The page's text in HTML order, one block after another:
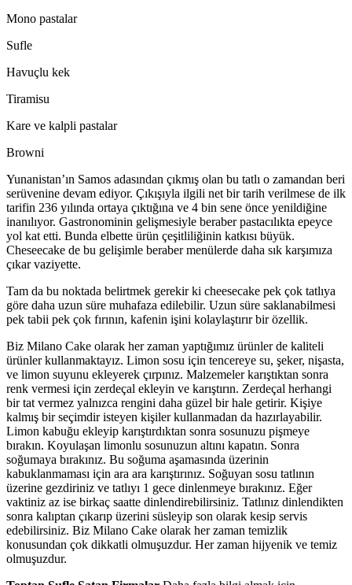
Mono pastalar
Sufle
Havuçlu kek
Tiramisu
Kare ve kalpli pastalar
Browni
Yunanistan’ın Samos adasından çıkmış olan bu tatlı o zamandan beri
serüvenine devam ediyor. Çıkışıyla ilgili net bir tarih verilmese de ilk
tarifin 236 yılında ortaya çıktığına ve 4 bin sene önce yenildiğine
inanılıyor. Gastronominin gelişmesiyle beraber pastacılıkta epeyce
yol kat etti. Bunda elbette ürün çeşitliliğinin katkısı büyük.
Cheseecake de bu gelişimle beraber menülerde daha sık karşımıza
çıkar vaziyette.
Tam da bu noktada belirtmek gerekir ki cheesecake pek çok tatlıya
göre daha uzun süre muhafaza edilebilir. Uzun süre saklanabilmesi
pek tabii pek çok fırının, kafenin işini kolaylaştırır bir özellik.
Biz Milano Cake olarak her zaman yaptığımız ürünler de kaliteli
ürünler kullanmaktayız. Limon sosu için tencereye su, şeker, nişasta,
ve limon suyunu ekleyerek çırpınız. Malzemeler karıştıktan sonra
renk vermesi için zerdeçal ekleyin ve karıştırın. Zerdeçal herhangi
bir tat vermez yalnızca rengini daha güzel bir hale getirir. Kişiye
kalmış bir seçimdir isteyen kişiler kullanmadan da hazırlayabilir.
Limon kabuğu ekleyip karıştırdıktan sonra sosunuzu pişmeye
bırakın. Koyulaşan limonlu sosunuzun altını kapatın. Sonra
soğumaya bırakınız. Bu soğuma aşamasında üzerinin
kabuklanmaması için ara ara karıştırınız. Soğuyan sosu tatlının
üzerine gezdiriniz ve tatlıyı 1 gece dinlenmeye bırakınız. Eğer
vaktiniz az ise birkaç saatte dinlendirebilirsiniz. Tatlınız dinlendikten
sonra kalıptan çıkarıp üzerini süsleyip son olarak kesip servis
edebilirsiniz. Biz Milano Cake olarak her zaman temizlik
konusundan çok dikkatli olmuşuzdur. Her zaman hijyenik ve temiz
olmuşuzdur.